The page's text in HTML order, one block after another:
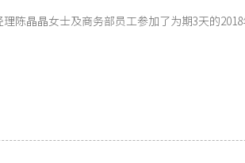
陈晶晶女士及商务部员工参加了为期3天的